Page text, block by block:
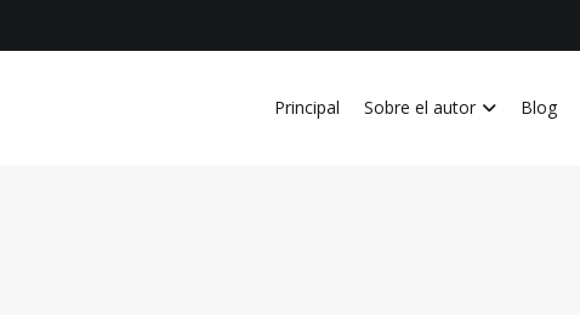
Principal Sobre el autor Blog